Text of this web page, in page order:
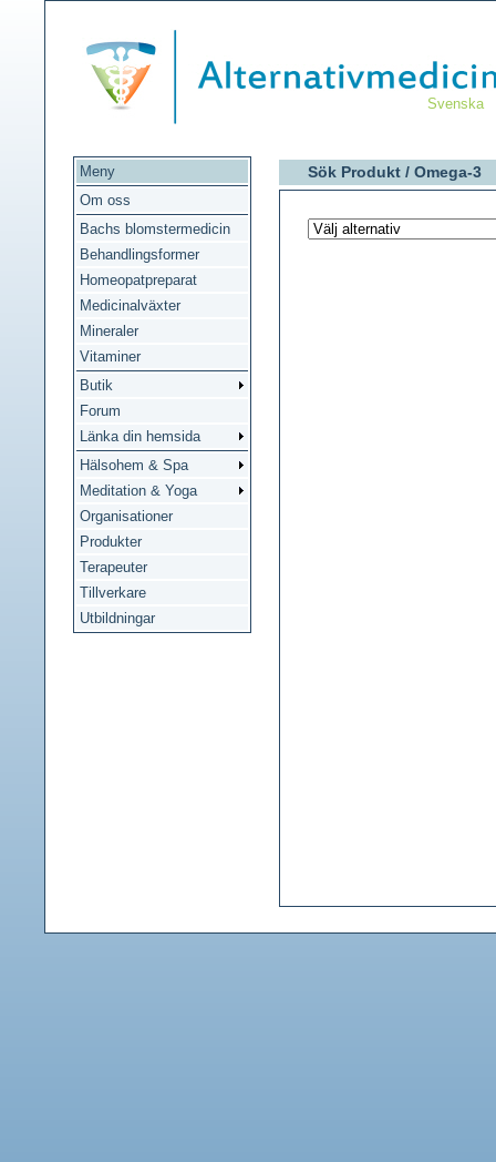
Svenska
Meny
Om oss
Bachs blomstermedicin
Behandlingsformer
Homeopatpreparat
Medicinalväxter
Mineraler
Vitaminer
Butik
Forum
Länka din hemsida
Hälsohem & Spa
Meditation & Yoga
Organisationer
Produkter
Terapeuter
Tillverkare
Utbildningar
Sök Produkt / Omega-3